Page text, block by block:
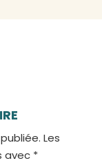
Les
avec *